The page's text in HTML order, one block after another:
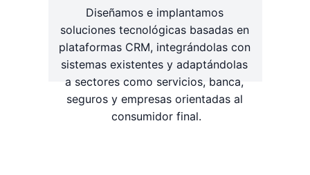
Diseñamos e implantamos
soluciones tecnológicas basadas en
plataformas CRM, integrándolas con
sistemas existentes y adaptándolas
a sectores como servicios, banca,
seguros y empresas orientadas al
consumidor final.